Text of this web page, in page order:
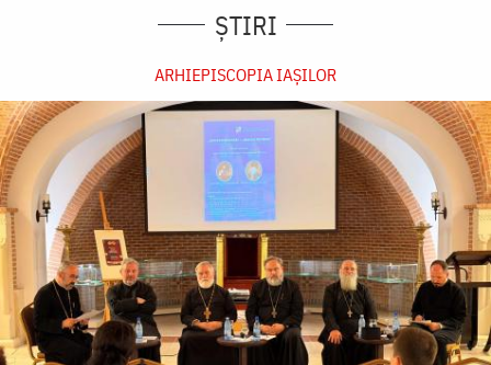
ȘTIRI
ARHIEPISCOPIA IAŞILOR